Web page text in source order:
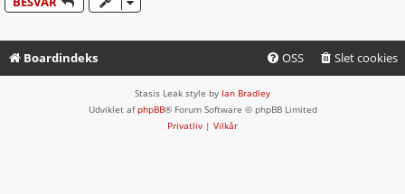
Boardindeks Slet cookies
OSS
Stasis Leak style by Ian Bradley
Udviklet afphpBB® Forum Software © phpBB Limited
Privatliv | Vilkår